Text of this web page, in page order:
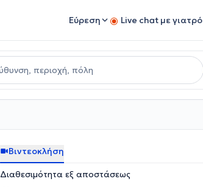
Εύρεση Live chat με γιατρό
Βιντεοκλήση
Διαθεσιμότητα εξ αποστάσεως